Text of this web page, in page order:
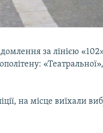
за лінією
на місце виїхали